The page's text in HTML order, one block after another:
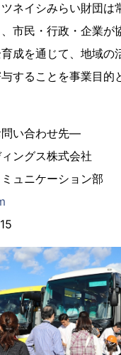
ネイシみらい財団は
市民・行政・企業が
成を通じて、地域の
することを事業目的
い合わせ先―
ングス株式会社
ュニケーション部